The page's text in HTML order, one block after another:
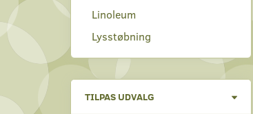
Linoleum
Lysstøbning
TILPAS UDVALG